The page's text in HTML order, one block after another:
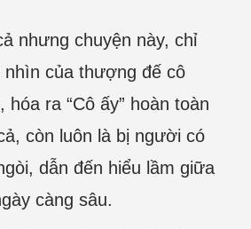
nhưng chuyện này, chỉ
nhìn của thượng đế cô
ra “Cô ấy” hoàn toàn
còn luôn là bị người có
dẫn đến hiểu lầm giữa
càng sâu.